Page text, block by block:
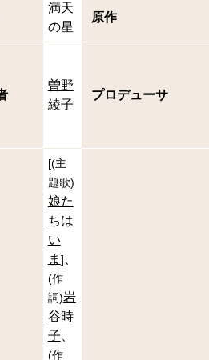
満天
の星
原作
曽野
綾子
プロデューサ
[(主
題歌)
娘た
ちは
い
ま ]
(作
詞 )岩
谷時
子
(作